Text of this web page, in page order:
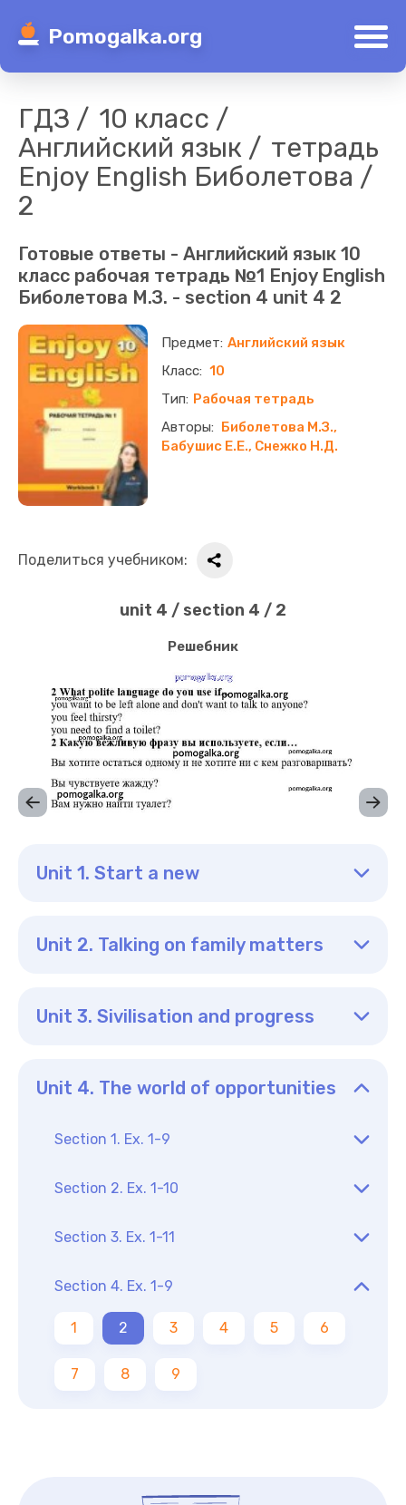
Pomogalka.org
ГДЗ
10 класс
Английский язык
тетрадь
Enjoy English Биболетова
2
Готовые ответы - Английский язык 10
класс рабочая тетрадь №1 Enjoy English
Биболетова М.З. - section 4 unit 4 2
Английский язык
10
Рабочая тетрадь
Биболетова М.З.,
Бабушис Е.Е., Снежко Н.Д.
Поделиться учебником:
unit 4 / section 4 / 2
Решебник
Unit 1. Start a new
Unit 2. Talking on family matters
Unit 3. Sivilisation and progress
Unit 4. The world of opportunities
Section 1. Ex. 1-9
Section 2. Ex. 1-10
Section 3. Ex. 1-11
Section 4. Ex. 1-9
1 2 3 4 5 6
7 8 9